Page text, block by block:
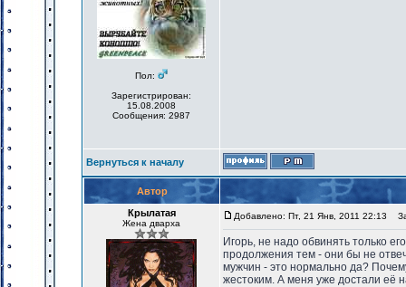
Пол:
Зарегистрирован:
15.08.2008
Сообщения: 2987
Вернуться к началу
Автор
Крылатая
Жена дварха
Добавлено: Пт, 21 Янв, 2011 22:13
Игорь, не надо обвинять только
продолжения тем - они бы не
мужчин - это нормально да?
жестоким. А меня уже достали её